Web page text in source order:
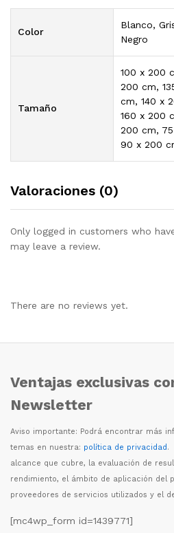
Color
Blanco,
Negro
Tamaño
100 x 200
200 cm,
cm, 140 x
160 x 200
200 cm,
90 x 200
Valoraciones (0)
Only logged in customers who
may leave a review.
There are no reviews yet.
Ventajas exclusivas
Newsletter
Aviso importante: Podrá encontrar más
temas en nuestra: política de privacidad.
alcance que cubre, la evaluación de
rendimiento, el ámbito de aplicación del
proveedores de servicios utilizados y el
[mc4wp_form id=1439771]